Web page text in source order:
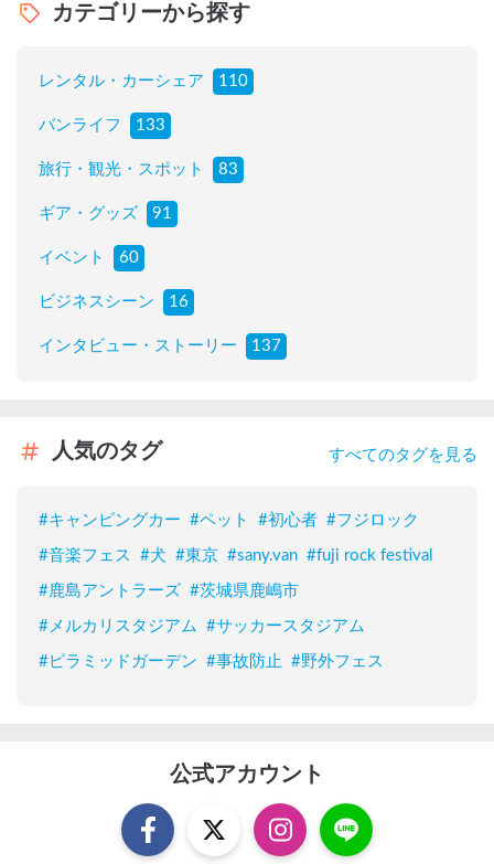
カテゴリーから探す
レンタル・カーシェア 110
バンライフ 133
旅行・観光・スポット 83
ギア・グッズ 91
イベント 60
ビジネスシーン 16
インタビュー・ストーリー 137
人気のタグ すべてのタグを見る
#キャンピングカー #ペット #初心者 #フジロック
#音楽フェス #犬 #東京 #sany.van #fuji rock festival
#鹿島アントラーズ #茨城県鹿嶋市
# メルカリスタジアム #サッカースタジアム
#ピラミッドガーデン #事故防止 #野外フェス
公式アカウント